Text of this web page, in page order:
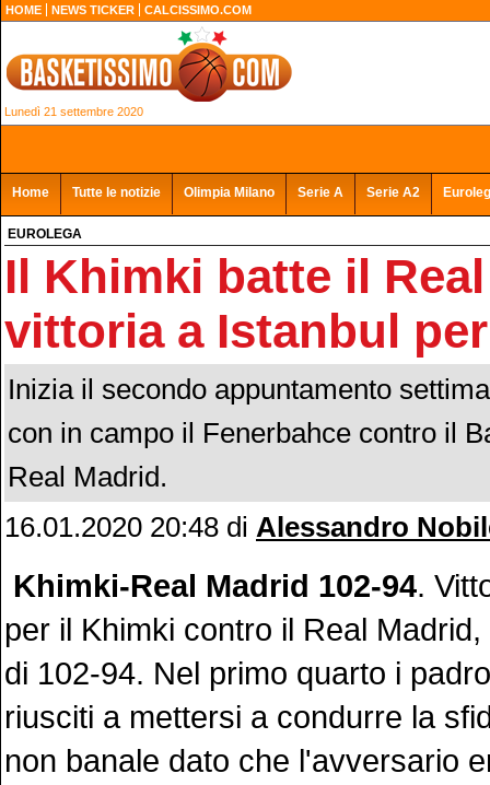
HOME NEWS TICKER CALCISSIMO.COM
Lunedì 21 settembre 2020
Home Tutte le notizie Olimpia Milano Serie A Serie A2
EUROLEGA
Il Khimki batte il
vittoria a Istanbul
Inizia il secondo appuntamento
con in campo il Fenerbahce contro il
Real Madrid.
16.01.2020 20:48 di Alessandro
Khimki-Real Madrid 102-94.
per il Khimki contro il Real
di 102-94. Nel primo quarto i
riusciti a mettersi a condurre la
non banale dato che l'avversario